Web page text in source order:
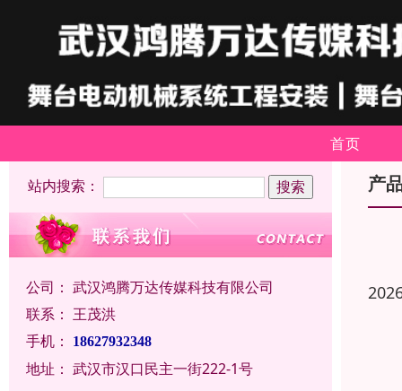
首页
站内搜索：
公司： 武汉鸿腾万达传媒科技有限公司
联系： 王茂洪
手机：
18627932348
地址： 武汉市汉口民主一街222-1号
产